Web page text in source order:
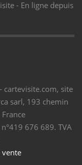
- En ligne depuis
site
sarl, 193 chemin
676 689. TVA
vente